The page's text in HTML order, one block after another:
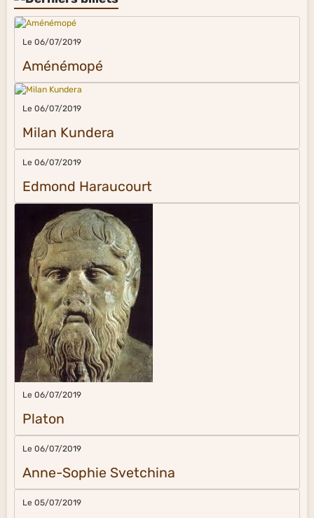
Le 06/07/2019
Aménémopé
Le 06/07/2019
Milan Kundera
Le 06/07/2019
Edmond Haraucourt
Le 06/07/2019
Platon
Le 06/07/2019
Anne-Sophie Svetchina
Le 05/07/2019